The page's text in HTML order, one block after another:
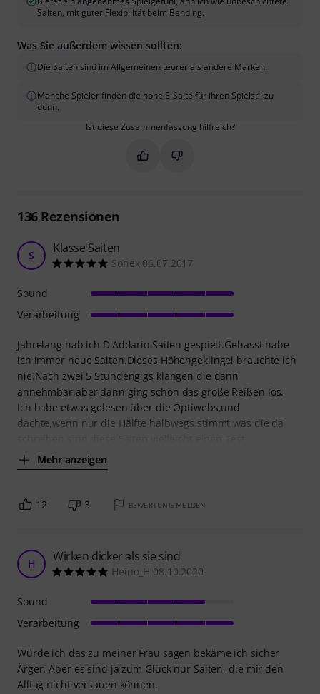
Saiten, mit guter Flexibilität beim Bending.
Was Sie außerdem wissen sollten:
Die Saiten sind im Allgemeinen teurer als andere Marken.
Manche Spieler finden die hohe E-Saite für ihren Spielstil zu
dünn.
Ist diese Zusammenfassung hilfreich?
Markieren Sie diese
Markieren Sie diese
136Rezensionen
S Klasse Saiten
Sonex 06.07.2017
Jahrelang hab ich D'Addario Saiten gespielt.Gehasst habe
ich immer neue Saiten.Dieses Höhengeklingel brauchte ich
nie.Nach zwei 5 Stundengigs klangen die dann
annehmbar,aber dann ging schon das große Reißen los.
Ich habe etwas gelesen über die Optiwebs,und
dachte,wenn nur die Hälfte halbwegs stimmt,was die da
Mehr anzeigen
Sound
Verarbeitung
12 3 BEWERTUNG MELDEN
H Wirken dicker als sie sind
Heino_H 08.10.2020
Würde ich das zu meiner Frau sagen bekäme ich sicher
Ärger. Aber es sind ja zum Glück nur Saiten, die mir den
Alltag nicht versauen können.
Sound
Verarbeitung